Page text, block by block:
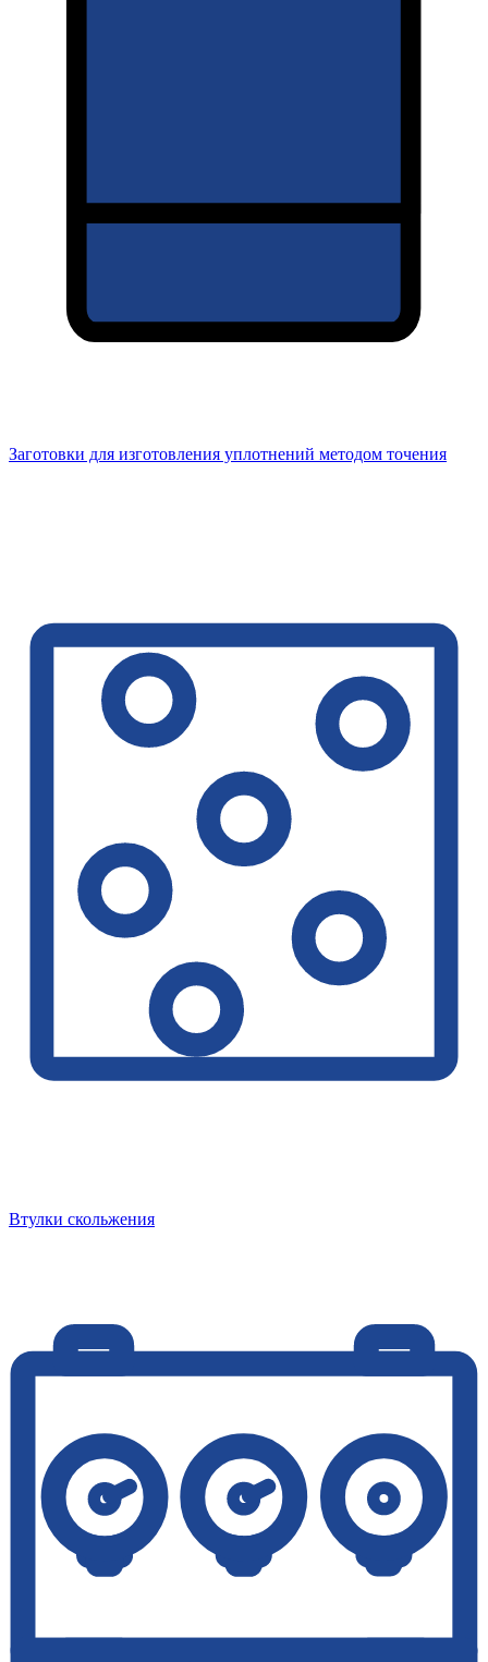
Заготовки для изготовления уплотнений методом точения
Втулки скольжения